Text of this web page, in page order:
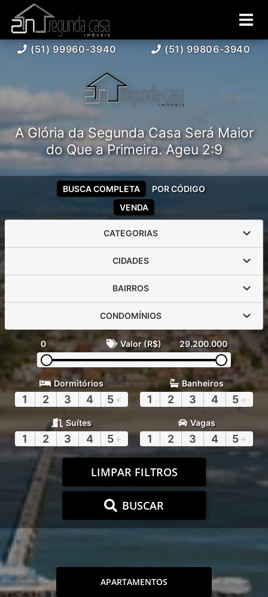
(51) 99960-3940 (51) 99806-3940
A Glória da Segunda Casa Será Maior
do Que a Primeira. Ageu 2:9
VENDA
BUSCA COMPLETA POR CÓDIGO
CATEGORIAS
CIDADES
BAIRROS
CONDOMÍNIOS
0 Valor (R$) 29.200.000
Dormitórios
1 2 3 4 5+
Banheiros
1 2 3 4 5+
Suítes
1 2 3 4 5+
Vagas
1 2 3 4 5+
LIMPAR FILTROS
BUSCAR
APARTAMENTOS